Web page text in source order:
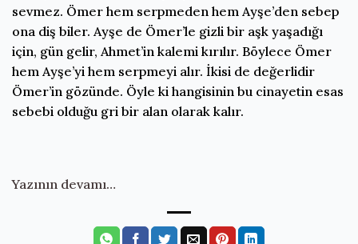
sevmez. Ömer hem serpmeden hem Ayşe’den sebep
ona diş biler. Ayşe de Ömer’le gizli bir aşk yaşadığı
için, gün gelir, Ahmet’in kalemi kırılır. Böylece Ömer
hem Ayşe’yi hem serpmeyi alır. İkisi de değerlidir
Ömer’in gözünde. Öyle ki hangisinin bu cinayetin esas
sebebi olduğu gri bir alan olarak kalır.
Yazının devamı…